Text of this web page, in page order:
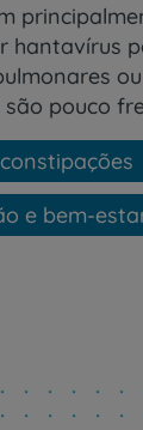
hantavírus
pouco
e bem-